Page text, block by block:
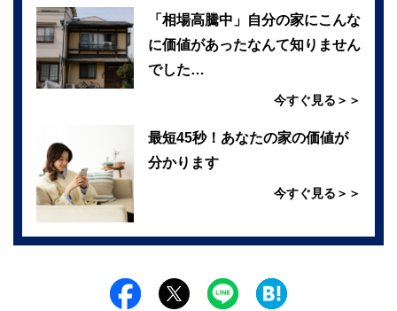
「相場高騰中」自分の家にこんな
に価値があったなんて知りません
でした…
今すぐ見る＞＞
最短45秒！あなたの家の価値が
分かります
今すぐ見る＞＞